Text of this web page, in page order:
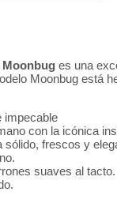
Moonbug es una
Moonbug está
impecable
con la icónica
frescos y
suaves al tacto.